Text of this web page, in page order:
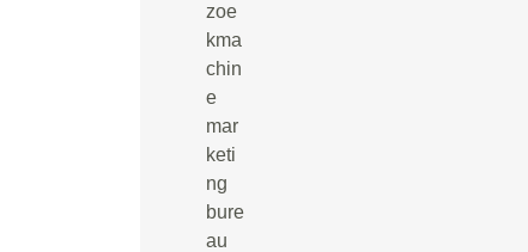
zoe
kma
chin
e
mar
keti
ng
bure
au